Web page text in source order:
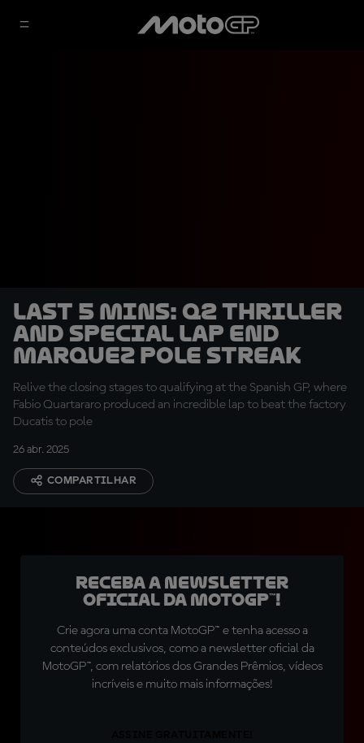
LAST 5 MINS: Q2 thriller
and special lap end
Marquez pole streak
Relive the closing stages to qualifying at the Spanish GP, where
Fabio Quartararo produced an incredible lap to beat the factory
Ducatis to pole
26 abr. 2025
COMPARTILHAR
Receba a newsletter
oficial da MotoGP™!
Crie agora uma conta MotoGP™ e tenha acesso a
conteúdos exclusivos, como a newsletter oficial da
MotoGP™, com relatórios dos Grandes Prêmios, vídeos
incríveis e muito mais informações!